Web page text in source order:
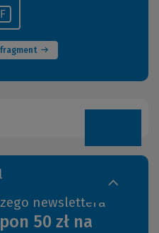
(Nowe
okno)
innej
strony)
newslettera
50 zł na